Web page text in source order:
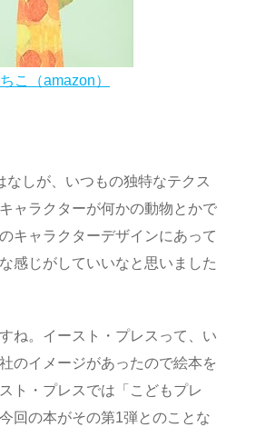
こ（amazon）
しが、いつもの独特なテクス
ャラクターが何かの動物とかで
キャラクターデザインにあって
感じがしていいなと思いました
ね。イースト・プレスって、い
のイメージがあったので絵本を
ト・プレスでは「こどもプレ
回の本がその第1弾とのことな